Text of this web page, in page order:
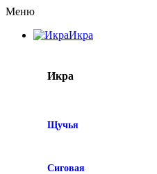
Меню
Икра
Икра
Щучья
Сиговая